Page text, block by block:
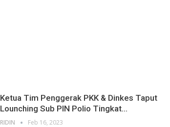
Ketua Tim Penggerak PKK & Dinkes Taput
Lounching Sub PIN Polio Tingkat…
RIDIN Feb 16, 2023